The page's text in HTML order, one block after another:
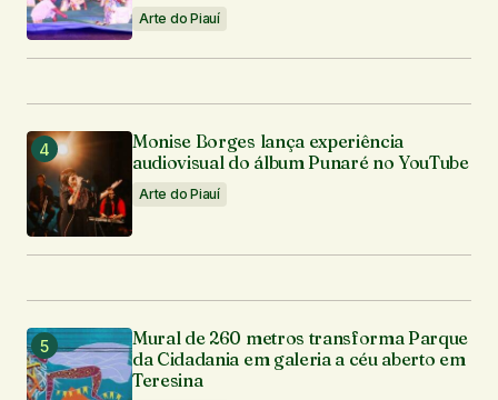
Arte do Piauí
Monise Borges lança experiência
audiovisual do álbum Punaré no YouTube
Arte do Piauí
Mural de 260 metros transforma Parque
da Cidadania em galeria a céu aberto em
Teresina